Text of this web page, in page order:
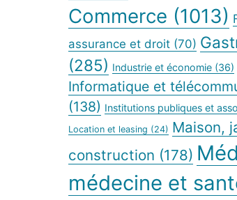
Commerce (1013)
assurance et droit (70)
(285) Industrie et économie (36)
Informatique et
(138) Institutions publiques et
Location et leasing (24) Maison,
construction (178)
médecine et